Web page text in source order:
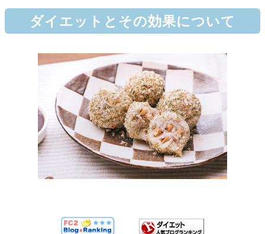
ダイエットとその効果について